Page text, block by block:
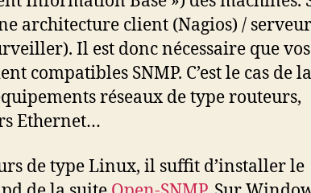
architecture client (Nagios) /
Il est donc nécessaire que vos
compatibles SNMP. C’est le cas de la
réseaux de type routeurs,
Ethernet…
de type Linux, il suffit d’installer le